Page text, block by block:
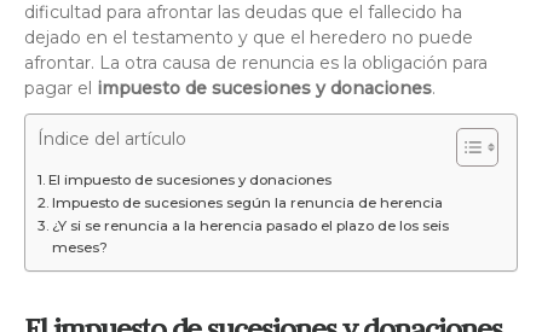
dificultad para afrontar las deudas que el fallecido ha
dejado en el testamento y que el heredero no puede
afrontar. La otra causa de renuncia es la obligación para
pagar el impuesto de sucesiones y donaciones.
Índice del artículo
El impuesto de sucesiones y donaciones
Impuesto de sucesiones según la renuncia de herencia
¿Y si se renuncia a la herencia pasado el plazo de los seis
meses?